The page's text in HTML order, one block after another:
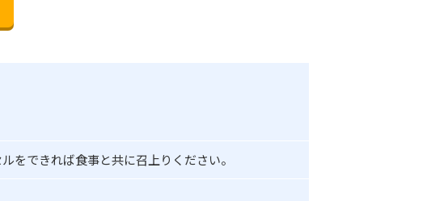
をできれば食事と共に召上りください。